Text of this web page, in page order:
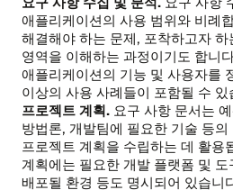
애플리케이션의 사용 범위와 비례
해결해야 하는 문제, 포착하고자 하
영역을 이해하는 과정이기도 합니
애플리케이션의 기능 및 사용자를
이상의 사용 사례들이 포함될 수 있
프로젝트 계획. 요구 사항 문서는
방법론, 개발팀에 필요한 기술 등
프로젝트 계획을 수립하는 데 활용
계획에는 필요한 개발 플랫폼 및
배포될 환경 등도 명시되어 있습니